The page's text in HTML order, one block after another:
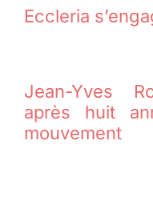
Eccleria
Jean-Yves
après huit
mouvement